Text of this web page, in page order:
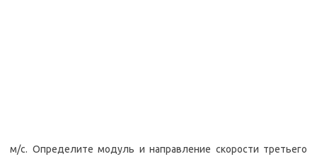
м/с. Определите модуль и направление скорости третьего